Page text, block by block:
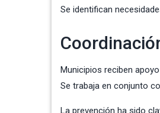
Se identifican
Municipios reciben
Se trabaja en conjunto
La prevención ha sido